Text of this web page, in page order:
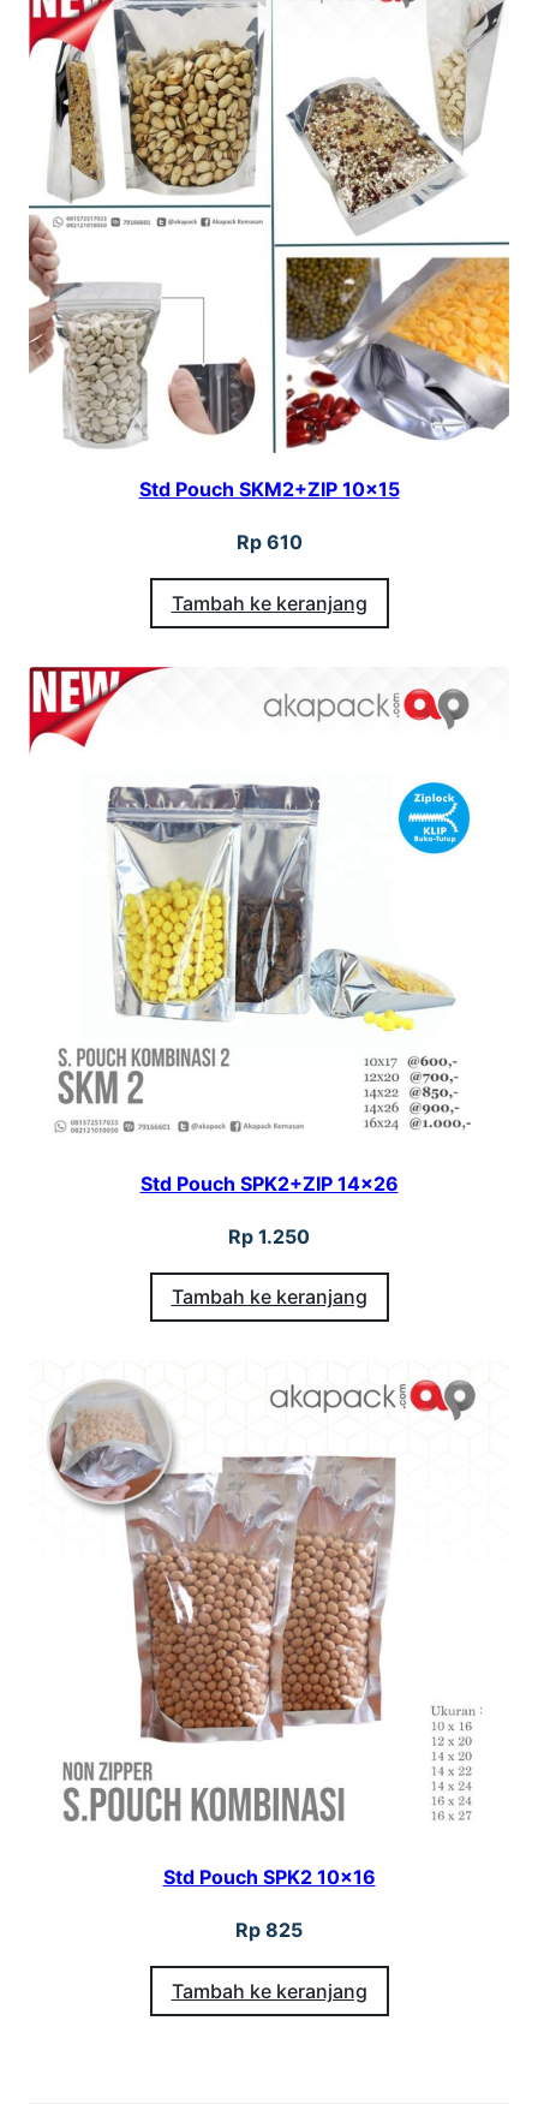
Std Pouch SKM2+ZIP 10×15
Rp610
Tambah ke keranjang
Std Pouch SPK2+ZIP 14×26
Rp 1.250
Tambah ke keranjang
Std Pouch SPK2 10×16
Rp 825
Tambah ke keranjang